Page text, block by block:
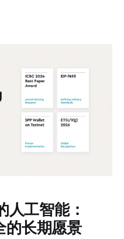
转化为智能，以便您的物
人工智能：
的长期愿景